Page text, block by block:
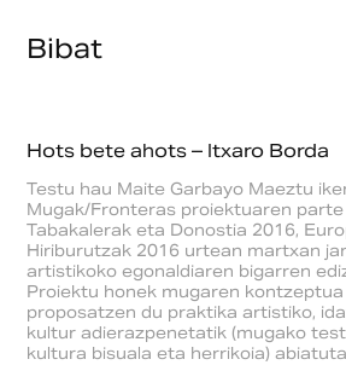
Bibat
Hots bete ahots – Itxaro Borda
Testu hau Maite Garbayo Maeztu
Mugak/Fronteras proiektuaren
Tabakalerak eta Donostia 2016,
Hiriburutzak 2016 urtean martxan
artistikoko egonaldiaren bigarren
Proiektu honek mugaren
proposatzen du praktika artistiko,
kultur adierazpenetatik (mugako
kultura bisuala eta herrikoia)